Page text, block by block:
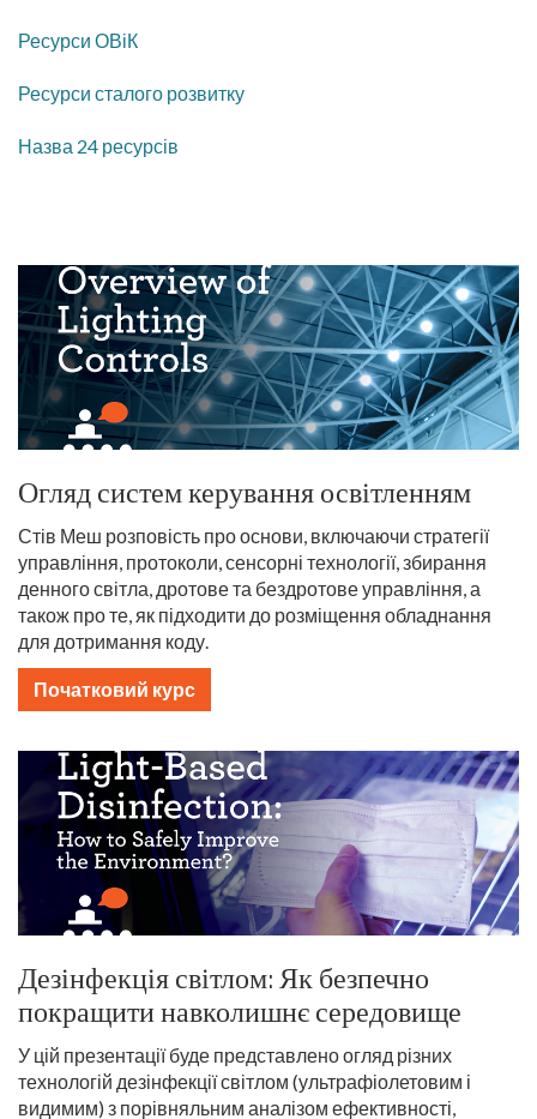
Ресурси ОВіК
Ресурси сталого розвитку
Назва 24 ресурсів
Огляд систем керування освітленням
Стів Меш розповість про основи, включаючи стратегії
управління, протоколи, сенсорні технології, збирання
денного світла, дротове та бездротове управління, а
також про те, як підходити до розміщення обладнання
для дотримання коду.
Початковий курс
Дезінфекція світлом: Як безпечно
покращити навколишнє середовище
У цій презентації буде представлено огляд різних
технологій дезінфекції світлом (ультрафіолетовим і
видимим) з порівняльним аналізом ефективності,